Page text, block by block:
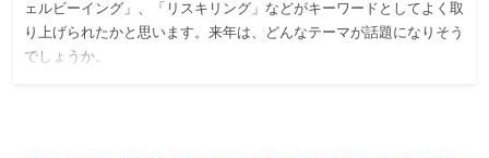
ェルビーイング」、「リスキリング」などがキーワードとしてよく取
り上げられたかと思います。来年は、どんなテーマが話題になりそう
でしょうか。